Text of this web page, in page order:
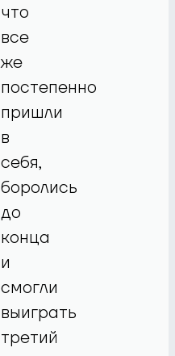
что
все
же
постепенно
пришли
в
себя,
боролись
до
конца
и
смогли
выиграть
третий